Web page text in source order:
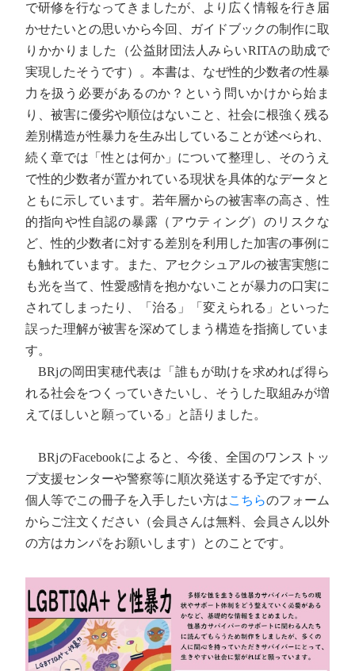
で研修を行なってきましたが、より広く情報を行き届
かせたいとの思いから今回、ガイドブックの制作に取
りかかりました（公益財団法人みらいRITAの助成で
実現したそうです）。本書は、なぜ性的少数者の性暴
力を扱う必要があるのか？という問いかけから始ま
り、被害に優劣や順位はないこと、社会に根強く残る
差別構造が性暴力を生み出していることが述べられ、
続く章では「性とは何か」について整理し、そのうえ
で性的少数者が置かれている現状を具体的なデータと
ともに示しています。若年層からの被害率の高さ、性
的指向や性自認の暴露（アウティング）のリスクな
ど、性的少数者に対する差別を利用した加害の事例に
も触れています。また、アセクシュアルの被害実態に
も光を当て、性愛感情を抱かないことが暴力の口実に
されてしまったり、「治る」「変えられる」といった
誤った理解が被害を深めてしまう構造を指摘していま
す。
BRjの岡田実穂代表は「誰もが助けを求めれば得ら
れる社会をつくっていきたいし、そうした取組みが増
えてほしいと願っている」と語りました。
BRjのFacebookによると、今後、全国のワンストッ
プ支援センターや警察等に順次発送する予定ですが、
個人等でこの冊子を入手したい方はこちらのフォーム
からご注文ください（会員さんは無料、会員さん以外
の方はカンパをお願いします）とのことです。